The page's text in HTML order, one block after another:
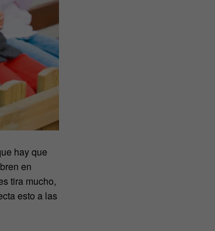
hay que
en
tira mucho,
esto a las